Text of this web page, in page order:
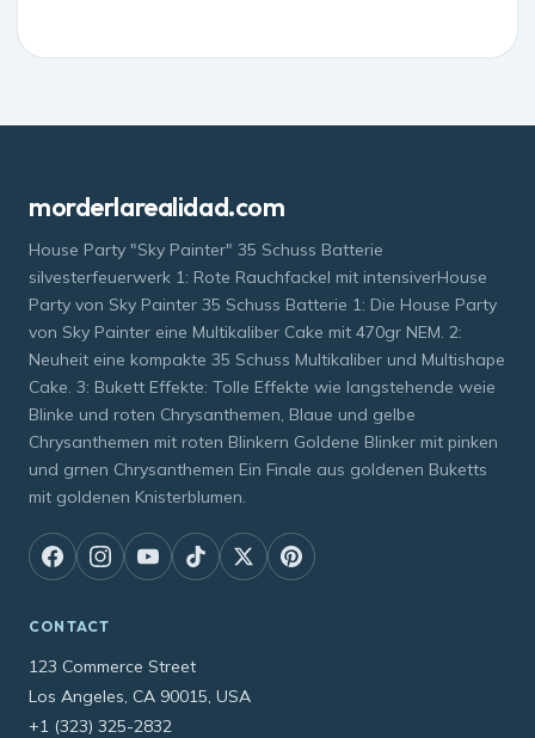
morderlarealidad.com
House Party "Sky Painter" 35 Schuss Batterie
silvesterfeuerwerk 1: Rote Rauchfackel mit intensiverHouse
Party von Sky Painter 35 Schuss Batterie 1: Die House Party
von Sky Painter eine Multikaliber Cake mit 470gr NEM. 2:
Neuheit eine kompakte 35 Schuss Multikaliber und Multishape
Cake. 3: Bukett Effekte: Tolle Effekte wie langstehende weie
Blinke und roten Chrysanthemen, Blaue und gelbe
Chrysanthemen mit roten Blinkern Goldene Blinker mit pinken
und grnen Chrysanthemen Ein Finale aus goldenen Buketts
mit goldenen Knisterblumen.
CONTACT
123 Commerce Street
Los Angeles, CA 90015, USA
+1 (323) 325-2832